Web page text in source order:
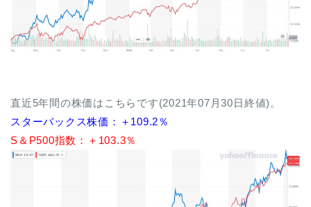
直近5年間の株価はこちらです(2021年07月30日終値)。
スターバックス株価：＋109.2％
S＆P500指数：＋103.3％